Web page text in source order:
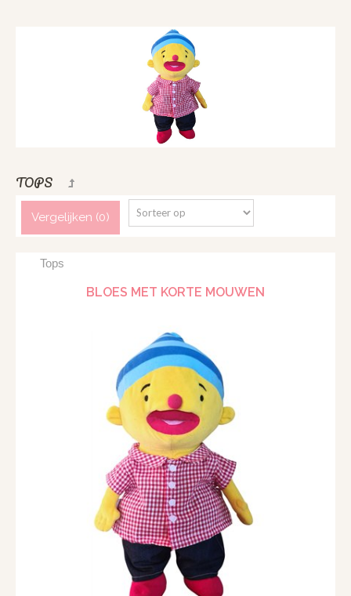
TOPS
Vergelijken (0)
Tops
BLOES MET KORTE MOUWEN